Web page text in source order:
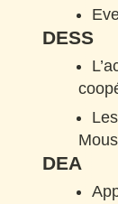
DESS
DEA